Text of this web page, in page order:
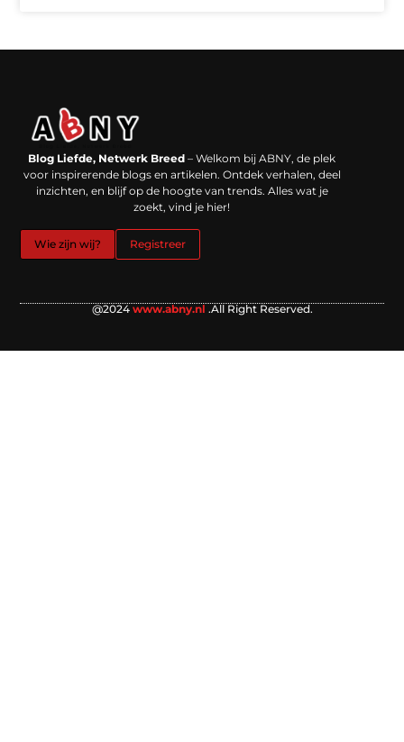
Blog Liefde, Netwerk Breed – Welkom bij ABNY, de plek
voor inspirerende blogs en artikelen. Ontdek verhalen, deel
inzichten, en blijf op de hoogte van trends. Alles wat je
zoekt, vind je hier!
Wie zijn wij? Registreer
@2024 www.abny.nl .All Right Reserved.